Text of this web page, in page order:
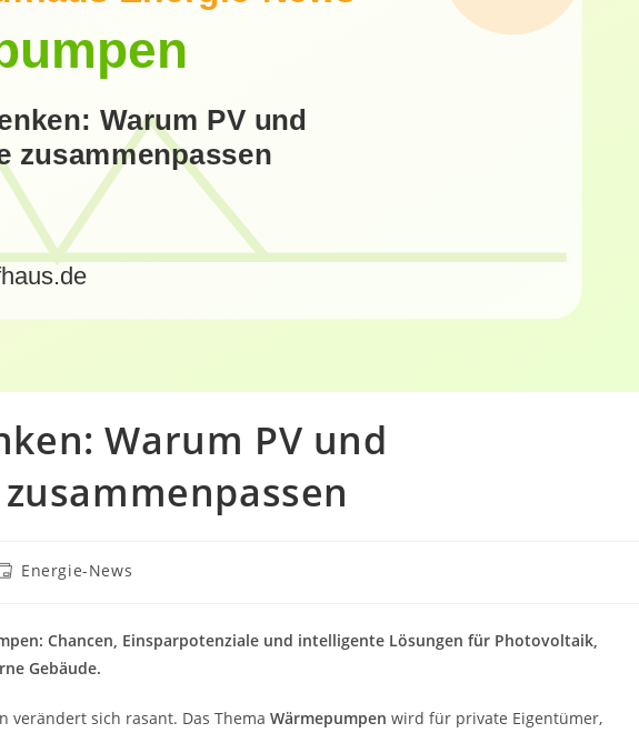
Warum PV und
Energie-News
Chancen, Einsparpotenziale und intelligente Lösungen für Photovoltaik,
Gebäude.
verändert sich rasant. Das Thema Wärmepumpen wird für private Eigentümer,